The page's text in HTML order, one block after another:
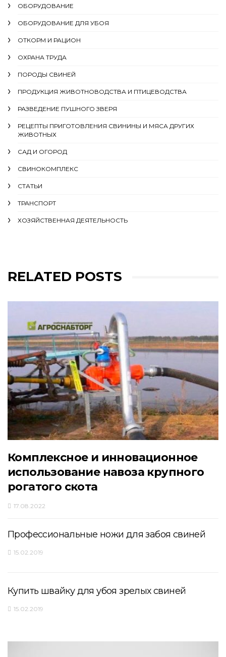
ОБОРУДОВАНИЕ
ОБОРУДОВАНИЕ ДЛЯ УБОЯ
ОТКОРМ И РАЦИОН
ОХРАНА ТРУДА
ПОРОДЫ СВИНЕЙ
ПРОДУКЦИЯ ЖИВОТНОВОДСТВА И ПТИЦЕВОДСТВА
РАЗВЕДЕНИЕ ПУШНОГО ЗВЕРЯ
РЕЦЕПТЫ ПРИГОТОВЛЕНИЯ СВИНИНЫ И МЯСА ДРУГИХ
ЖИВОТНЫХ
САД И ОГОРОД
СВИНОКОМПЛЕКС
СТАТЬИ
ТРАНСПОРТ
ХОЗЯЙСТВЕННАЯ ДЕЯТЕЛЬНОСТЬ
RELATED POSTS
Комплексное и инновационное
использование навоза крупного
рогатого скота
17.08.2022
Профессиональные ножи для забоя свиней
15.02.2019
Купить швайку для убоя зрелых свиней
15.02.2019